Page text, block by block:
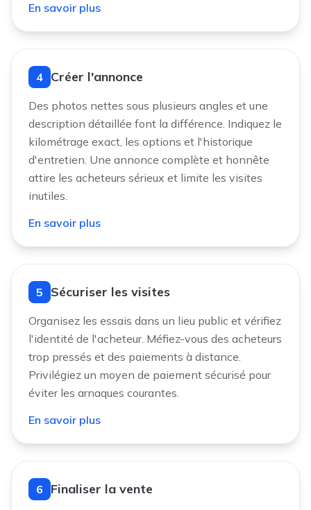
En savoir plus
4 Créer l'annonce
Des photos nettes sous plusieurs angles et une
description détaillée font la différence. Indiquez le
kilométrage exact, les options et l'historique
d'entretien. Une annonce complète et honnête
attire les acheteurs sérieux et limite les visites
inutiles.
En savoir plus
5 Sécuriser les visites
Organisez les essais dans un lieu public et vérifiez
l'identité de l'acheteur. Méfiez-vous des acheteurs
trop pressés et des paiements à distance.
Privilégiez un moyen de paiement sécurisé pour
éviter les arnaques courantes.
En savoir plus
6 Finaliser la vente